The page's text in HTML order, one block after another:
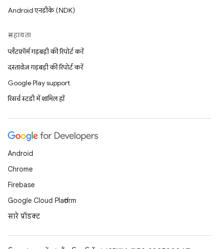
Android एनडीके (NDK)
सहायता
प्लैटफ़ॉर्म गड़बड़ी की रिपोर्ट करें
दस्तावेज़ गड़बड़ी की रिपोर्ट करें
Google Play support
रिसर्च स्टडी में शामिल हों
Android
Chrome
Firebase
Google Cloud Platform
सारे प्रॉडक्ट